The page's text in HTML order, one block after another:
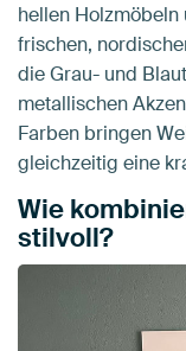
hellen Holzmöbeln
frischen,
die Grau- und
metallischen
Farben bringen
gleichzeitig eine
Wie
stilvoll?